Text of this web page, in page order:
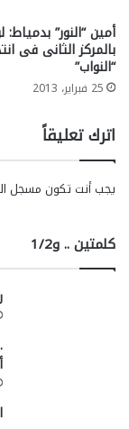
أمين “النور”
بالمركز الثانى فى
“النواب”
25 فبراير، 2013
اترك تعليقاً
يجب أنت تكون مسجل
كلمتين .. و1/2